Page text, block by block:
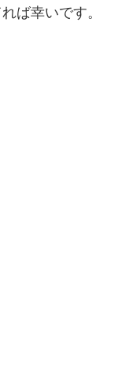
ば幸いです。